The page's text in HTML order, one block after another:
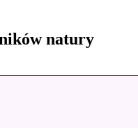
natury